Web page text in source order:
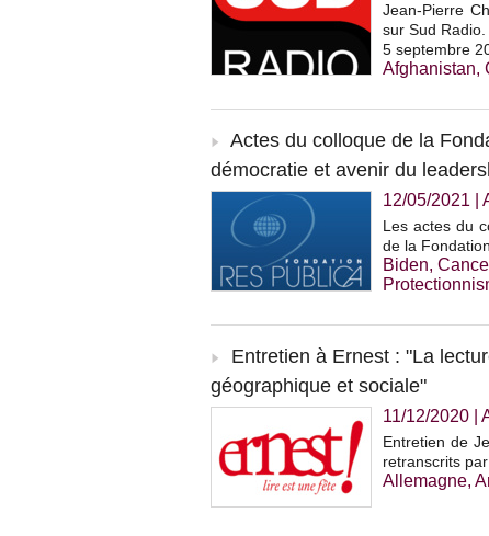
Jean-Pierre
sur Sud
5 septembre
Afghanistan,
Actes du colloque de la
démocratie et avenir du
12/05/2021
Les actes du
de la
Biden,
Entretien à Ernest : "La
géographique et sociale"
11/12/2020
Entretien de
retranscrits
Allemagne,